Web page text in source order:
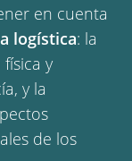
en cuenta
logística: la
y
y la
de los